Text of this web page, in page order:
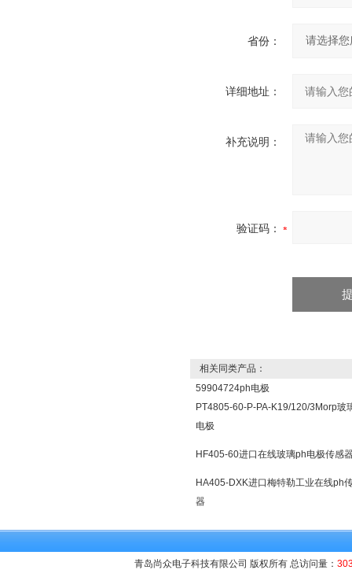
省份：
详细地址：
补充说明：
验证码：
相关同类产品：
59904724ph电极
PT4805-60-P-PA-K19/120/3Morp玻
电极
HF405-60进口在线玻璃ph电极传感
HA405-DXK进口梅特勒工业在线ph
器
青岛尚众电子科技有限公司 版权所有 总访问量：